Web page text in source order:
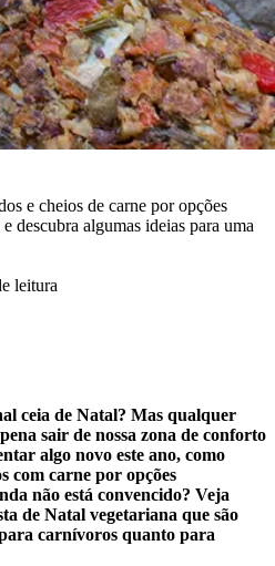
e cheios de carne por opções
descubra algumas ideias para uma
leitura
ceia de Natal? Mas qualquer
sair de nossa zona de conforto
algo novo este ano, como
com carne por opções
não está convencido? Veja
de Natal vegetariana que são
carnívoros quanto para